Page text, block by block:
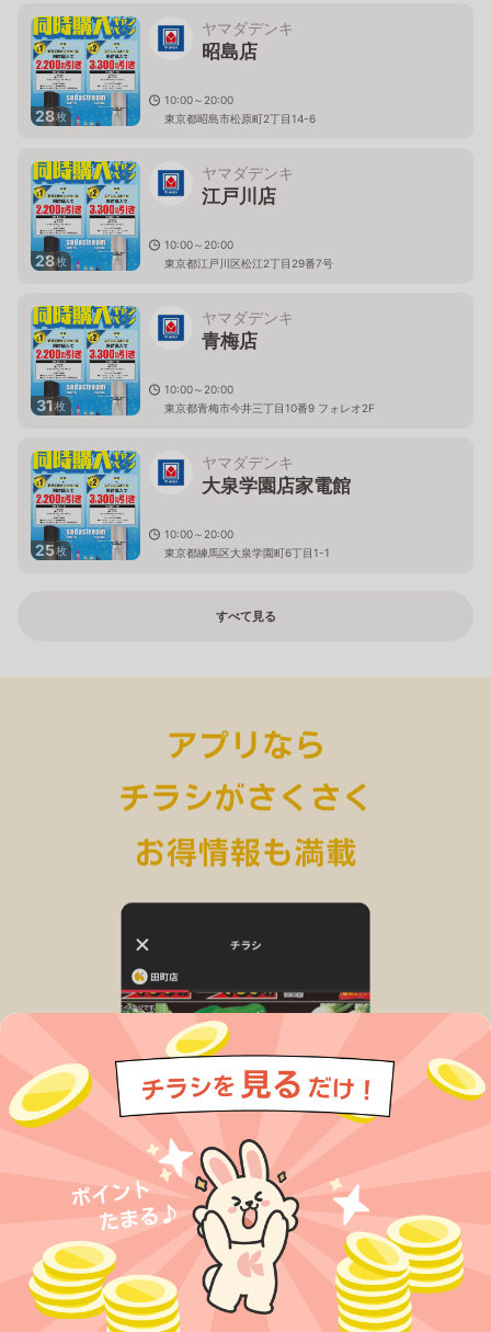
28枚
ヤマダデンキ
昭島店
10:00～20:00
東京都昭島市松原町2丁目14-6
28枚
ヤマダデンキ
江戸川店
10:00～20:00
東京都江戸川区松江2丁目29番7号
31枚
ヤマダデンキ
青梅店
10:00～20:00
東京都青梅市今井三丁目10番9 フォレオ2F
25枚
ヤマダデンキ
大泉学園店家電館
10:00～20:00
東京都練馬区大泉学園町6丁目1-1
すべて見る